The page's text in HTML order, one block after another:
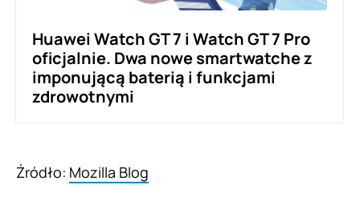
Huawei Watch GT 7 i Watch GT 7 Pro
oficjalnie. Dwa nowe smartwatche z
imponującą baterią i funkcjami
zdrowotnymi
Źródło: Mozilla Blog